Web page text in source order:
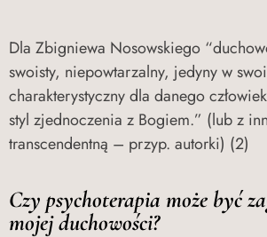
Dla Zbigniewa Nosowskiego
swoisty, niepowtarzalny, jedyny w
charakterystyczny dla danego
styl zjednoczenia z Bogiem.” (lub z
transcendentną – przyp. autorki) (2)
Czy psychoterapia może być
mojej duchowości?